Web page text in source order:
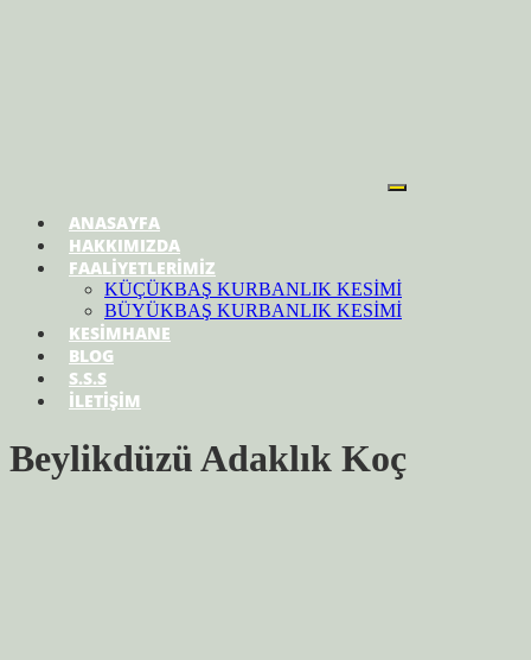
ANASAYFA
HAKKIMIZDA
FAALİYETLERİMİZ
KÜÇÜKBAŞ KURBANLIK KESİMİ
BÜYÜKBAŞ KURBANLIK KESİMİ
KESİMHANE
BLOG
S.S.S
İLETİŞİM
Beylikdüzü Adaklık Koç